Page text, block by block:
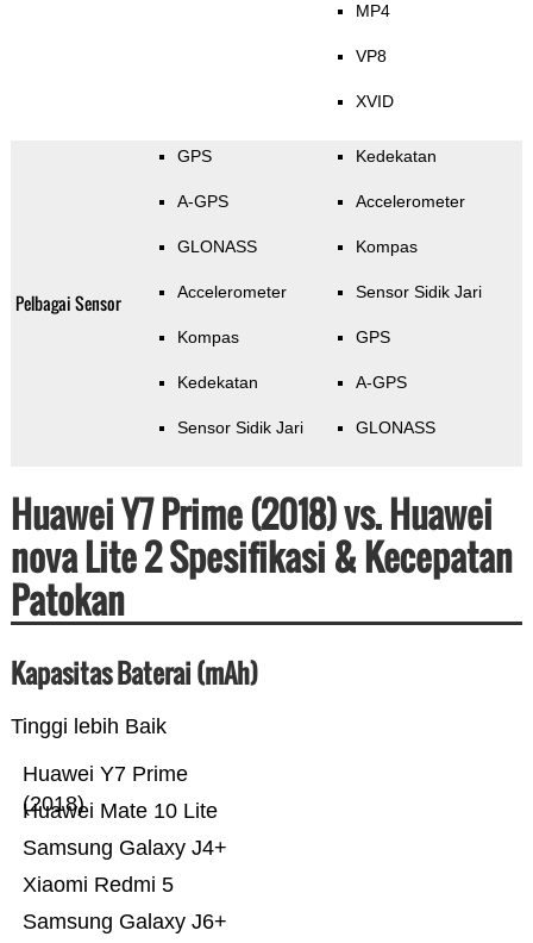
MP4
VP8
XVID
Pelbagai Sensor
GPS
A-GPS
GLONASS
Accelerometer
Kompas
Kedekatan
Sensor Sidik Jari
Kedekatan
Accelerometer
Kompas
Sensor Sidik Jari
GPS
A-GPS
GLONASS
Huawei Y7 Prime (2018) vs. Huawei
nova Lite 2 Spesifikasi & Kecepatan
Patokan
Kapasitas Baterai (mAh)
Tinggi lebih Baik
Samsung Galaxy J6+
Xiaomi Redmi 5
Samsung Galaxy J4+
Huawei Mate 10 Lite
Huawei Y7 Prime
(2018)